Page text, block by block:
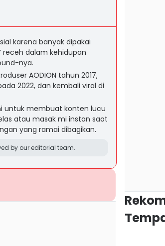
karena banyak dipakai
receh dalam kehidupan
nya.
AODION tahun 2017,
2022, dan kembali viral di
untuk membuat konten lucu
atau masak mi instan saat
yang ramai dibagikan.
by our editorial team.